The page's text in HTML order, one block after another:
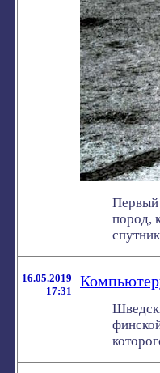
Первый
пород,
16.05.2019
17:31